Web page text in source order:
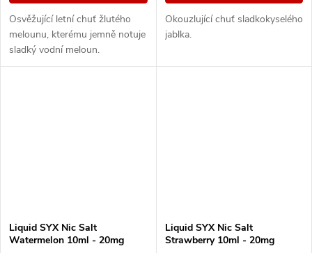
Osvěžující letní chuť žlutého
melounu, kterému jemně notuje
sladký vodní meloun.
Okouzlující chuť sladkokyselého
jablka.
Liquid SYX Nic Salt
Watermelon 10ml - 20mg
Liquid SYX Nic Salt
Strawberry 10ml - 20mg